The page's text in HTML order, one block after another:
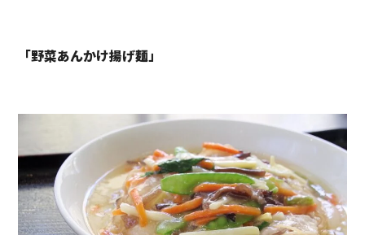
「野菜あんかけ揚げ麺」